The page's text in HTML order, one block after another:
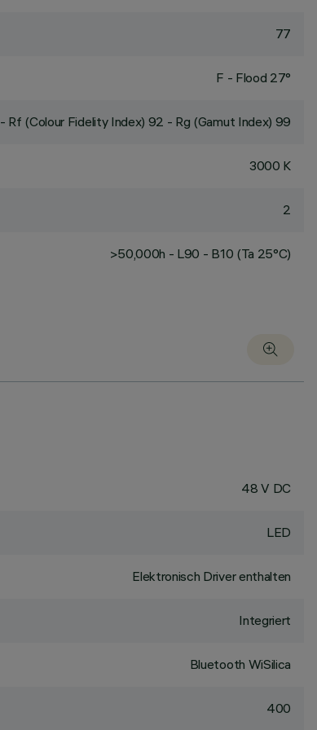
77
F - Flood 27°
- Rf (Colour Fidelity Index) 92 - Rg (Gamut Index) 99
3000 K
2
>50,000h - L90 - B10 (Ta 25°C)
48 V DC
LED
Elektronisch Driver enthalten
Integriert
Bluetooth WiSilica
400